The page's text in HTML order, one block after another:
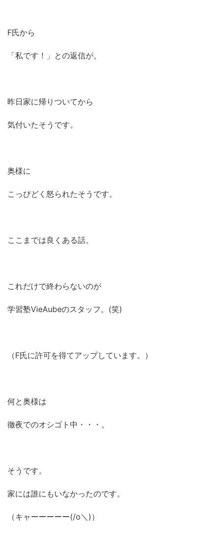
F氏から
「私です！」との返信が。
昨日家に帰りついてから
気付いたそうです。
奥様に
こっぴどく怒られたそうです。
ここまでは良くある話。
これだけで終わらないのが
学習塾VieAubeのスタッフ。(笑)
（F氏に許可を得てアップしています。）
何と奥様は
徹夜でのオシゴト中・・・。
そうです。
家には誰にもいなかったのです。
（キャーーーーー(/o＼)）